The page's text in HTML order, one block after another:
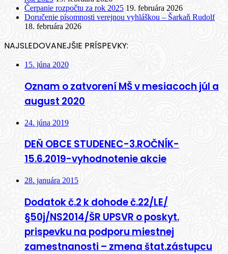
Čerpanie rozpočtu za rok 2025 19. februára 2026
Doručenie písomnosti verejnou vyhláškou – Šarkaň Rudolf
18. februára 2026
NAJSLEDOVANEJŠIE PRÍSPEVKY:
15. júna 2020
Oznam o zatvorení MŠ v mesiacoch júl a
august 2020
24. júna 2019
DEŇ OBCE STUDENEC-3.ROČNÍK-
15.6.2019-vyhodnotenie akcie
28. januára 2015
Dodatok č.2 k dohode č.22/LE/
§50j/NS2014/ŠR UPSVR o poskyt.
prispevku na podporu miestnej
zamestnanosti – zmena štat.zástupcu